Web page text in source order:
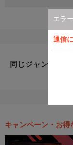
エラー
通信
同じジャンルのお
キャンペーン・お得